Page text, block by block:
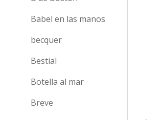
Babel en las manos
becquer
Bestial
Botella al mar
Breve